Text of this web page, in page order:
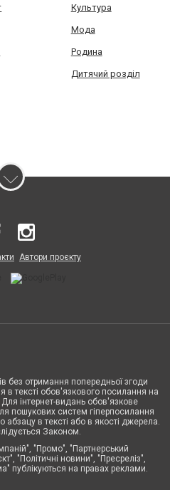
Культура
Мода
Родина
Дитячий розділ
Автори проєкту
без отримання попередньої згоди
тексті обов'язкового посилання на
інтернет-видань обов'язкове
пошукових систем гіперпосилання
абзацу в тексті або в якості джерела.
Законом.
"Промо", "Партнерський
"Політичні новини", "Пресреліз",
публікуються на правах реклами.